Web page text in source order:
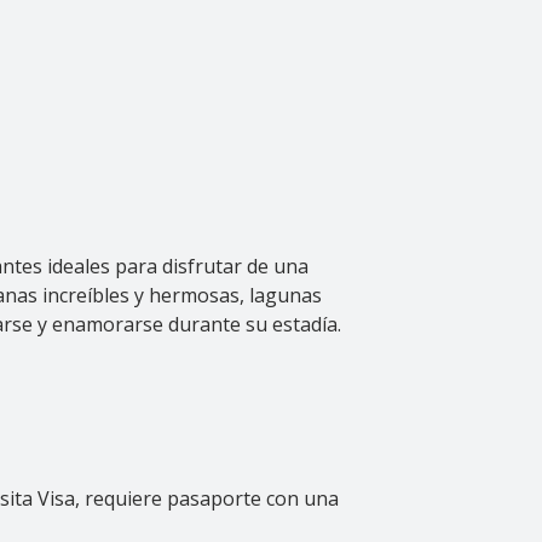
ideales para disfrutar de una
increíbles y hermosas, lagunas
y enamorarse durante su estadía.
Visa, requiere pasaporte con una